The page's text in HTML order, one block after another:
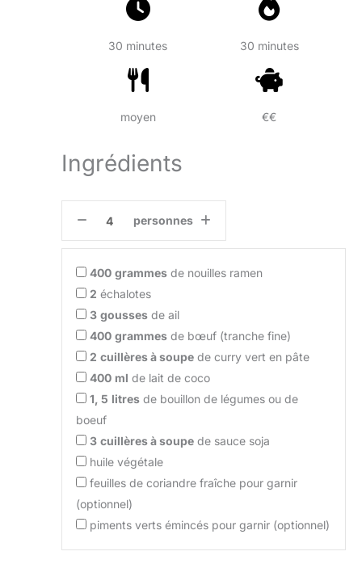
30 minutes 30 minutes
moyen €€
Ingrédients
personnes
400 grammes de nouilles ramen
2 échalotes
3 gousses de ail
400 grammes de bœuf (tranche fine)
2 cuillères à soupe de curry vert en pâte
400 ml de lait de coco
1, 5 litres de bouillon de légumes ou de
boeuf
3 cuillères à soupe de sauce soja
huile végétale
feuilles de coriandre fraîche pour garnir
(optionnel)
piments verts émincés pour garnir (optionnel)